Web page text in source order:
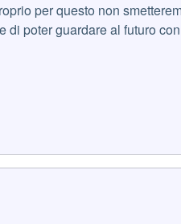
per questo non
di poter guardare al futuro